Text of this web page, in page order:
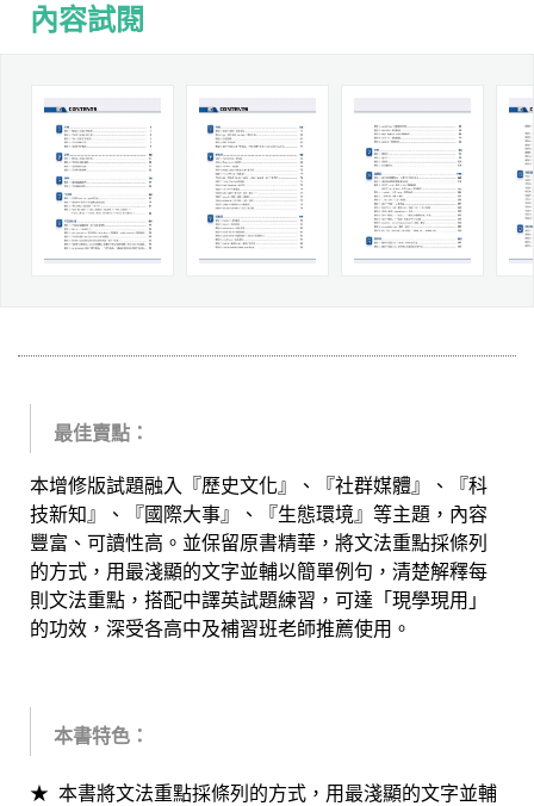
內容試閱
最佳賣點：
本增修版試題融入『歷史文化』、『社群媒體』、『科
技新知』、『國際大事』、『生態環境』等主題，內容
豐富、可讀性高。並保留原書精華，將文法重點採條列
的方式，用最淺顯的文字並輔以簡單例句，清楚解釋每
則文法重點，搭配中譯英試題練習，可達「現學現用」
的功效，深受各高中及補習班老師推薦使用。
本書特色：
本書將文法重點採條列的方式，用最淺顯的文字並輔